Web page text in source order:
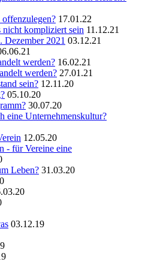
offenzulegen? 17.01.22
nicht kompliziert sein 11.12.21
Dezember 2021 03.12.21
werden? 16.02.21
werden? 27.01.21
sein? 12.11.20
05.10.20
30.07.20
eine Unternehmenskultur?
12.05.20
- für Vereine eine
Leben? 31.03.20
03.12.19